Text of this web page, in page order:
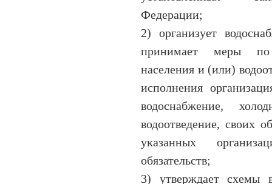
Федерации;
2) организует
принимает меры по
населения и (или)
исполнения
водоснабжение,
водоотведение, своих
указанных
обязательств;
3) утверждает схемы